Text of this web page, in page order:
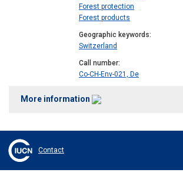
Forest protection
Forest products
Geographic keywords
Switzerland
Call number
Co-CH-Env-021, De
More information
Contact